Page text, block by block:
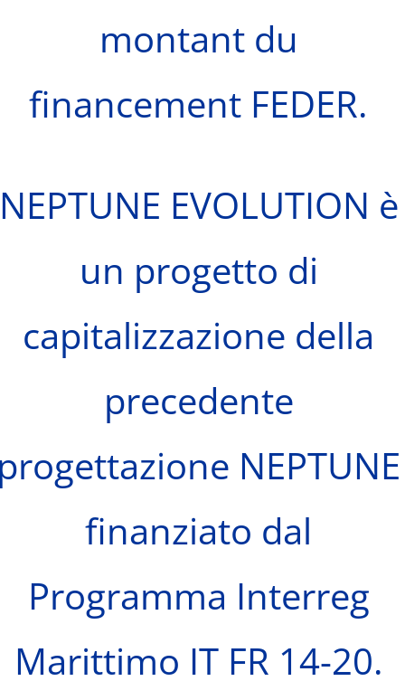
montant du
financement FEDER.
EVOLUTION è
un progetto di
capitalizzazione della
precedente
NEPTUNE
finanziato dal
Programma Interreg
Marittimo IT FR 14-20.